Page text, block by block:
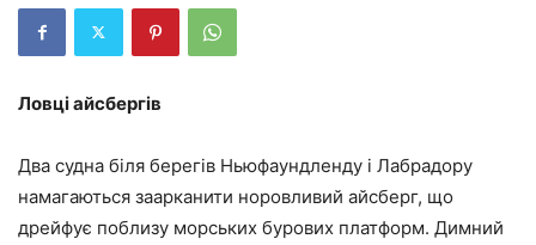
Ловці айсбергів
Два судна біля берегів Ньюфаундленду і Лабрадору
намагаються заарканити норовливий айсберг, що
дрейфує поблизу морських бурових платформ. Димний